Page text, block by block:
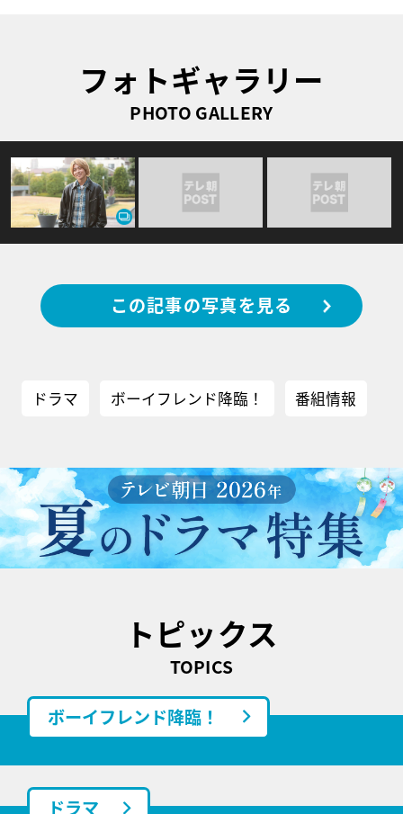
フォトギャラリー
PHOTO GALLERY
この記事の写真を見る
ドラマ ボーイフレンド降臨！ 番組情報
トピックス
TOPICS
ボーイフレンド降臨！
ドラマ